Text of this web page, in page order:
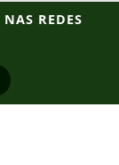
NAS REDES